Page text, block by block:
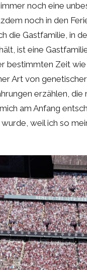
noch eine
noch in den
die Gastfamilie, in
ist eine
bestimmten Zeit
Art von
erzählen,
am Anfang
weil ich so